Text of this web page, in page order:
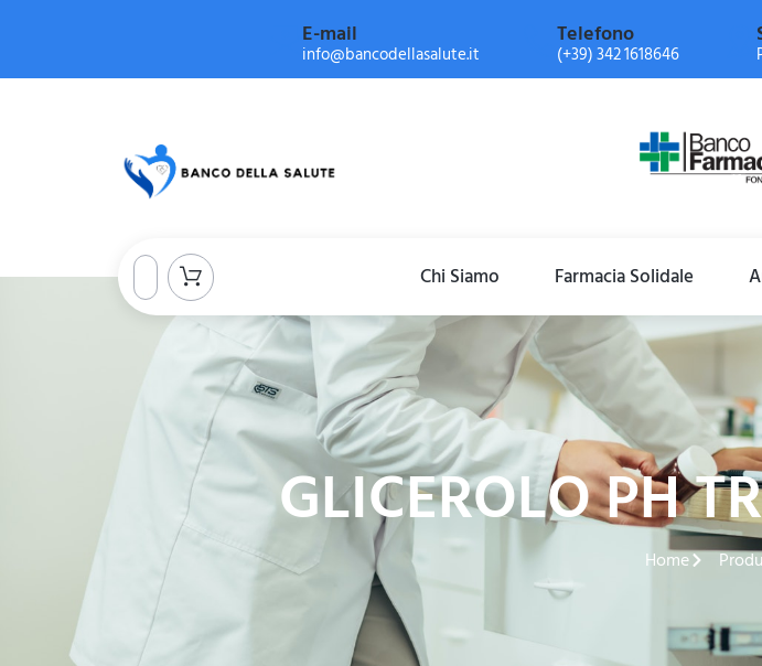
E-mail
info@bancodellasalute.it
Telefono
(+39) 342 1618646
Chi Siamo Farmacia Solidale
GLICEROLO PH
Home